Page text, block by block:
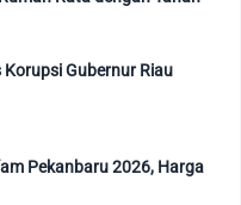
Gubernur Riau
Pekanbaru 2026, Harga